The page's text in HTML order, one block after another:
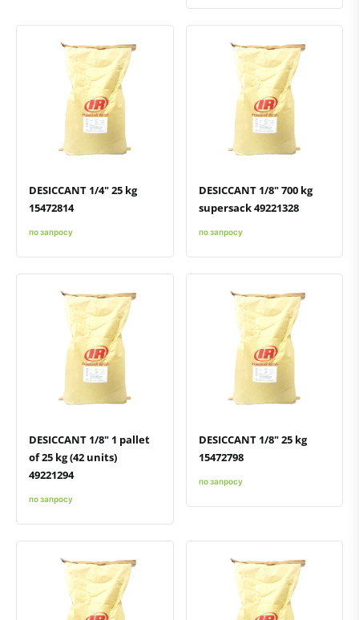
Быстрый просмотрДобавить к сравнению
DESICCANT 1/4" 25 kg
15472814
по запросу
Быстрый просмотрДобавить к сравнению
DESICCANT 1/8" 700 kg
supersack 49221328
по запросу
Быстрый просмотрДобавить к сравнению
DESICCANT 1/8" 1 pallet
of 25 kg (42 units)
49221294
по запросу
Быстрый просмотрДобавить к сравнению
DESICCANT 1/8" 25 kg
15472798
по запросу